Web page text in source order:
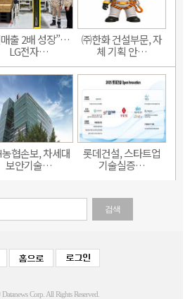
출 2배 성장”…
LG전자…
㈜한화 건설부문, 자
체 기획 안…
협손보, 차세대
보안기술…
롯데건설, 스타트업
기술실증…
검색
Corp. All Rights Reserved.